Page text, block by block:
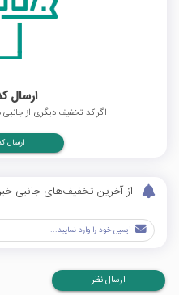
ارسال
اگر کد تخفیف دیگری از جانبی
ارسال
از آخرین تخفیف‌های جانبی
ارسال نظر